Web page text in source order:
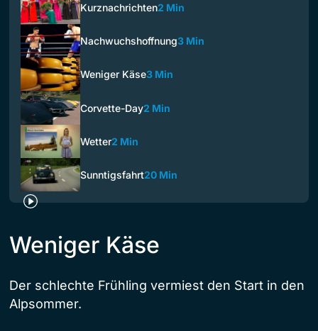
Kurznachrichten2 Min
Nachwuchshoffnung3 Min
Weniger Käse3 Min
Corvette-Day2 Min
Wetter2 Min
Sunntigsfahrt20 Min
Weniger Käse
Der schlechte Frühling vermiest den Start in den
Alpsommer.